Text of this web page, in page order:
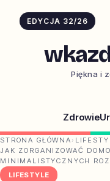
EDYCJA 32/26
Piękna i
Zdrowie
STRONA GŁÓWNA ›
JAK ZORGANIZOWAĆ
MINIMALISTYCZNYCH
LIFESTYLE